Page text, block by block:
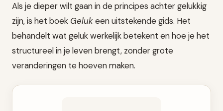
Als je dieper wilt gaan in de principes achter gelukkig
zijn, is het boek Gelukeen uitstekende gids. Het
behandelt wat geluk werkelijk betekent en hoe je het
structureel in je leven brengt, zonder grote
veranderingen te hoeven maken.